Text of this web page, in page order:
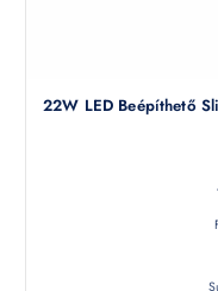
22W LED Beépíthető